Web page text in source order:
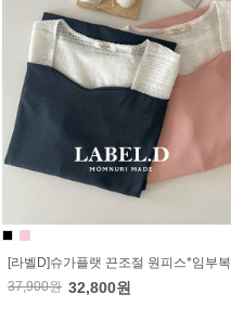
[라벨D]슈가플랫 끈조절 원피스*임부복
37,900원 32,800원